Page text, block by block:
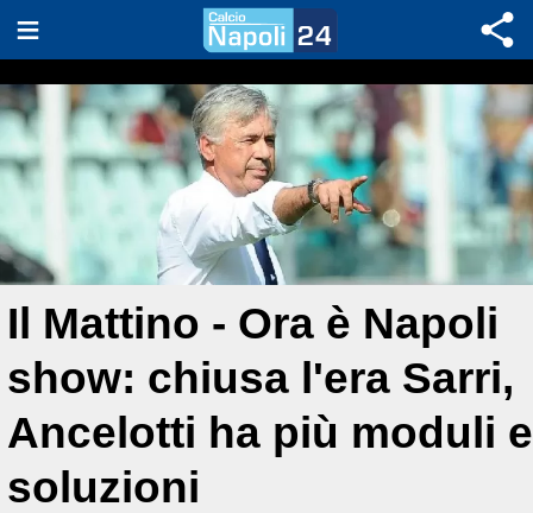
Il Mattino - Ora è Napoli
show: chiusa l'era Sarri,
Ancelotti ha più moduli e
soluzioni